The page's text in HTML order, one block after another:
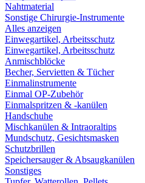
Nahtmaterial
Sonstige Chirurgie-Instrumente
Alles anzeigen
Einwegartikel, Arbeitsschutz
Einwegartikel, Arbeitsschutz
Anmischblöcke
Becher, Servietten & Tücher
Einmalinstrumente
Einmal OP-Zubehör
Einmalspritzen & -kanülen
Handschuhe
Mischkanülen & Intraoraltips
Mundschutz, Gesichtsmasken
Schutzbrillen
Speichersauger & Absaugkanülen
Sonstiges